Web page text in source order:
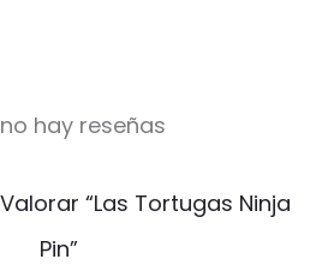
hay reseñas
“Las Tortugas Ninja
Pin”